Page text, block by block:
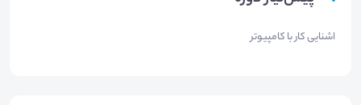
اشنایی کار با کامپیوتر